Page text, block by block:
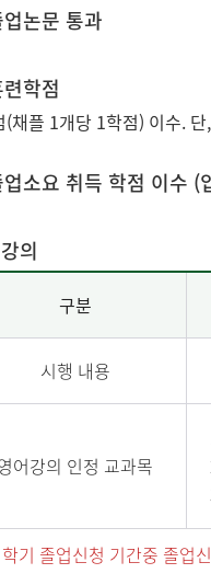
논문 통과
학점
(채플 1개당 1학점) 이수.
소요 취득 학점 이수 (
의
구분
시행 내용
어강의 인정 교과목
기 졸업신청 기간중 졸업